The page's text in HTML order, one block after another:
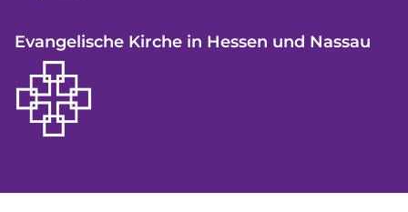
Evangelische Kirche in Hessen und Nassau